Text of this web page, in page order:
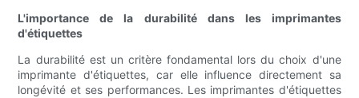
L'importance de la durabilité dans les imprimantes
d'étiquettes
La durabilité est un critère fondamental lors du choix d'une
imprimante d'étiquettes, car elle influence directement sa
longévité et ses performances. Les imprimantes d'étiquettes